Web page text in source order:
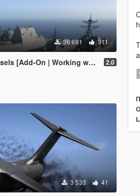
36 681 311
[Add-On | Working weapons] 2.0
3 533 41